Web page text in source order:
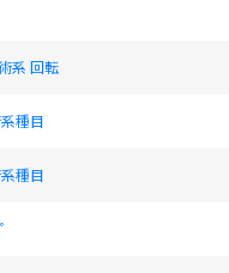
系 回転
種目
種目